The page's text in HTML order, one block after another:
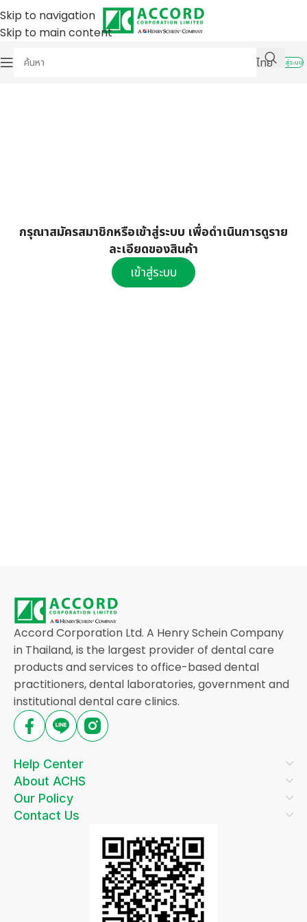
Skip to navigation
Skip to main content
ไทย
เข้าสู่ระบบ
กรุณาสมัครสมาชิกหรือเข้าสู่ระบบ เพื่อดำเนินการดูราย
ละเอียดของสินค้า
เข้าสู่ระบบ
Accord Corporation Ltd. A Henry Schein Company
in Thailand, is the largest provider of dental care
products and services to office-based dental
practitioners, dental laboratories, government and
institutional dental care clinics.
Help Center
About ACHS
Our Policy
Contact Us